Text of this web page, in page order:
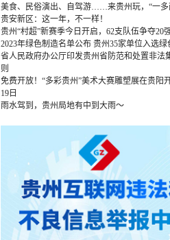
美食、民俗演出、自驾游……来贵州玩，“一多
贵安新区：这一年，不一样！
贵州“村超”新赛季今日开启，62支队伍争夺20
2023年绿色制造名单公布 贵州35家单位入选绿
省人民政府办公厅印发贵州省防范和处置非法
则
免费开放！“多彩贵州”美术大赛雕塑展在贵阳
19日
雨水驾到，贵州局地有中到大雨～